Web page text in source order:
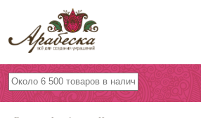
Бусины, подвески, декор
Бисер